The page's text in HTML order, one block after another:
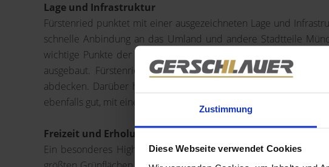
Zustimmung
Diese Webseite verwendet Cookies
Lage und Infrastruktur
Fürstenried punktet mit einer ausgezeichneten Lage und
schnelle Anbindung an das Umland und andere Stadtteile
wichtige Punkte der Stadt, wie der Marienplatz oder der
ausgebaut. Fürstenried bietet eine Vielzahl an
abdecken. Darüber hinaus verfügt der Stadtteil über mehrere
ebenfalls gut, mit einer Vielzahl von Allgemeinmedizinern und
Freizeit und Erholung
Ein besonderes Highlight von Fürstenried ist die naturnahe